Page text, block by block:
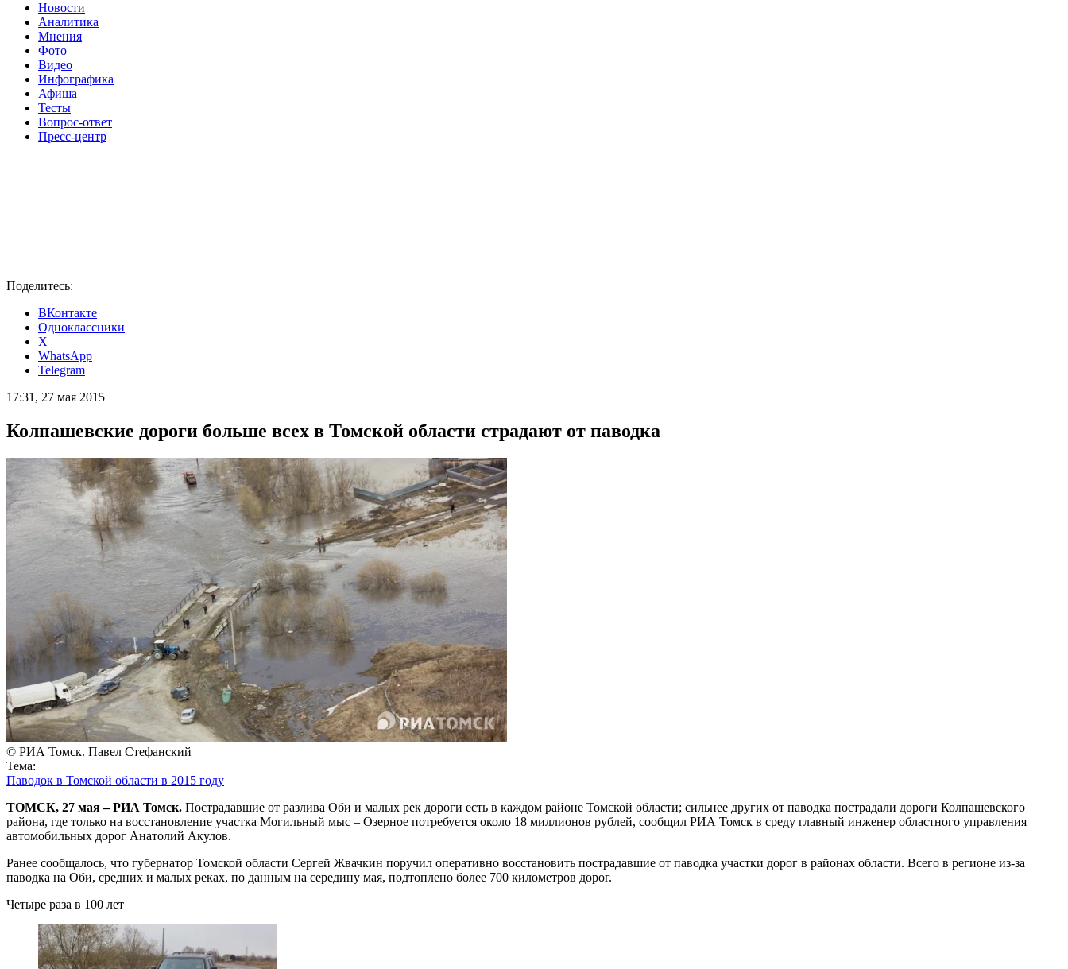
Новости
Аналитика
Мнения
Фото
Видео
Инфографика
Афиша
Тесты
Вопрос-ответ
Пресс-центр
Поделитесь:
ВКонтакте
Одноклассники
X
WhatsApp
Telegram
17:31, 27 мая 2015
Колпашевские дороги больше всех в Томской области страдают от паводка
© РИА Томск. Павел Стефанский
Тема:
Паводок в Томской области в 2015 году
ТОМСК, 27 мая – РИА Томск. Пострадавшие от разлива Оби и малых рек дороги есть в каждом районе Томской области; сильнее других от паводка пострадали дороги Колпашевского
района, где только на восстановление участка Могильный мыс – Озерное потребуется около 18 миллионов рублей, сообщил РИА Томск в среду главный инженер областного управления
автомобильных дорог Анатолий Акулов.
Ранее сообщалось, что губернатор Томской области Сергей Жвачкин поручил оперативно восстановить пострадавшие от паводка участки дорог в районах области. Всего в регионе из-за
паводка на Оби, средних и малых реках, по данным на середину мая, подтоплено более 700 километров дорог.
Четыре раза в 100 лет